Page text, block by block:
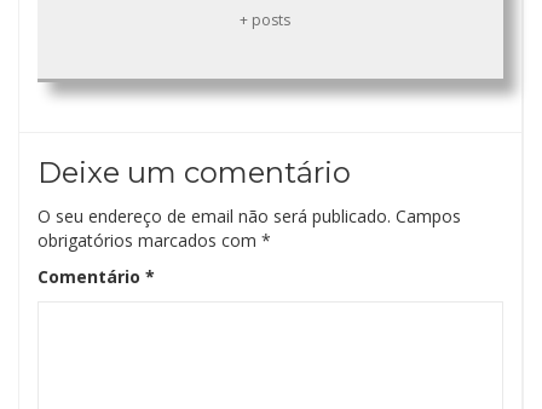
+ posts
Deixe um comentário
O seu endereço de email não será publicado. Campos
obrigatórios marcados com *
Comentário *